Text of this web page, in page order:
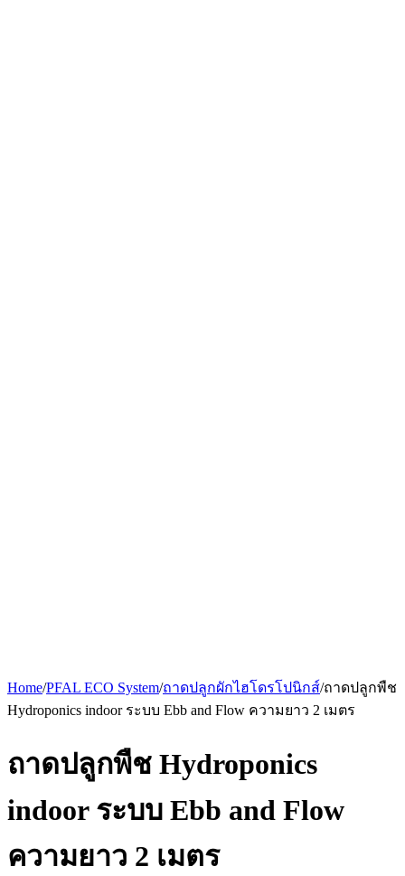
Home/PFAL ECO System/ถาดปลูกผักไฮโดรโปนิกส์/ถาดปลูกพืช
Hydroponics indoor ระบบ Ebb and Flow ความยาว 2 เมตร
ถาดปลูกพืช Hydroponics
indoor ระบบ Ebb and Flow
ความยาว 2 เมตร